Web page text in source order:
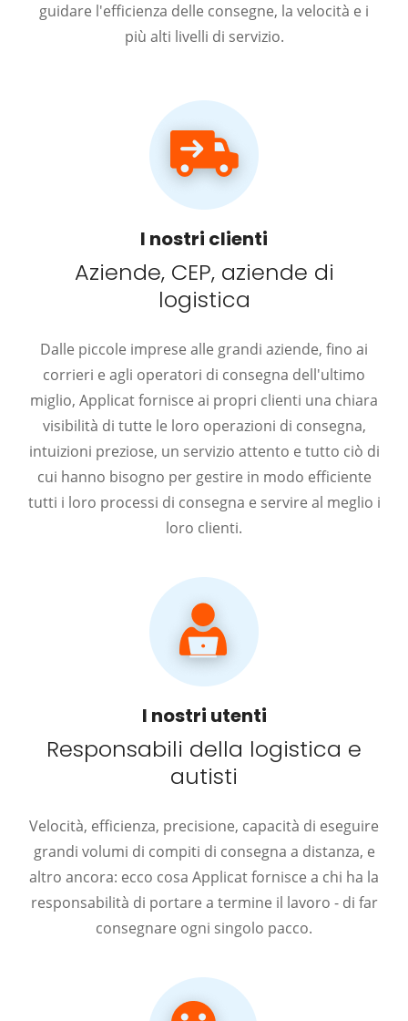
guidare l'efficienza delle consegne, la velocità e i
più alti livelli di servizio.
I nostri clienti
Aziende, CEP, aziende di
logistica
Dalle piccole imprese alle grandi aziende, fino ai
corrieri e agli operatori di consegna dell'ultimo
miglio, Applicat fornisce ai propri clienti una chiara
visibilità di tutte le loro operazioni di consegna,
intuizioni preziose, un servizio attento e tutto ciò di
cui hanno bisogno per gestire in modo efficiente
tutti i loro processi di consegna e servire al meglio i
loro clienti.
I nostri utenti
Responsabili della logistica e
autisti
Velocità, efficienza, precisione, capacità di eseguire
grandi volumi di compiti di consegna a distanza, e
altro ancora: ecco cosa Applicat fornisce a chi ha la
responsabilità di portare a termine il lavoro - di far
consegnare ogni singolo pacco.